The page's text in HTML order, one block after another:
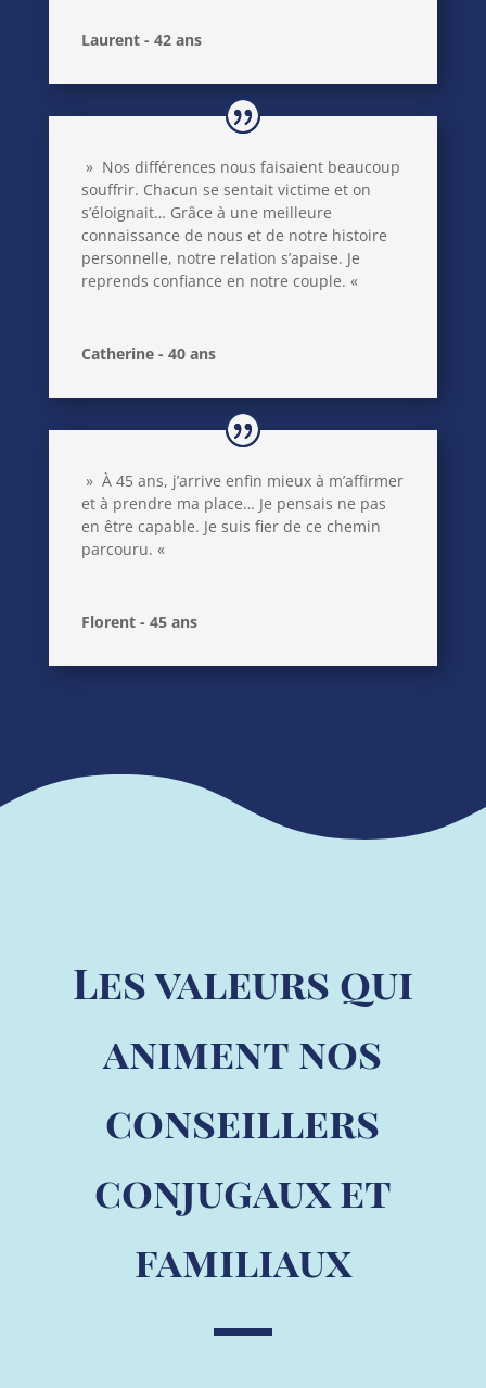
Laurent - 42 ans
» Nos différences nous faisaient beaucoup
souffrir. Chacun se sentait victime et on
s’éloignait… Grâce à une meilleure
connaissance de nous et de notre histoire
personnelle, notre relation s’apaise. Je
reprends confiance en notre couple. «
Catherine - 40 ans
» À 45 ans, j’arrive enfin mieux à m’affirmer
et à prendre ma place… Je pensais ne pas
en être capable. Je suis fier de ce chemin
parcouru. «
Florent - 45 ans
Les valeurs qui
animent nos
conseillers
conjugaux et
familiaux